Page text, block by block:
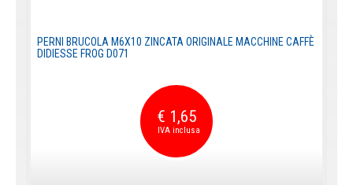
PERNI BRUCOLA M6X10 ZINCATA ORIGINALE MACCHINE CAFFÈ
DIDIESSE FROG D071
€ 1,65